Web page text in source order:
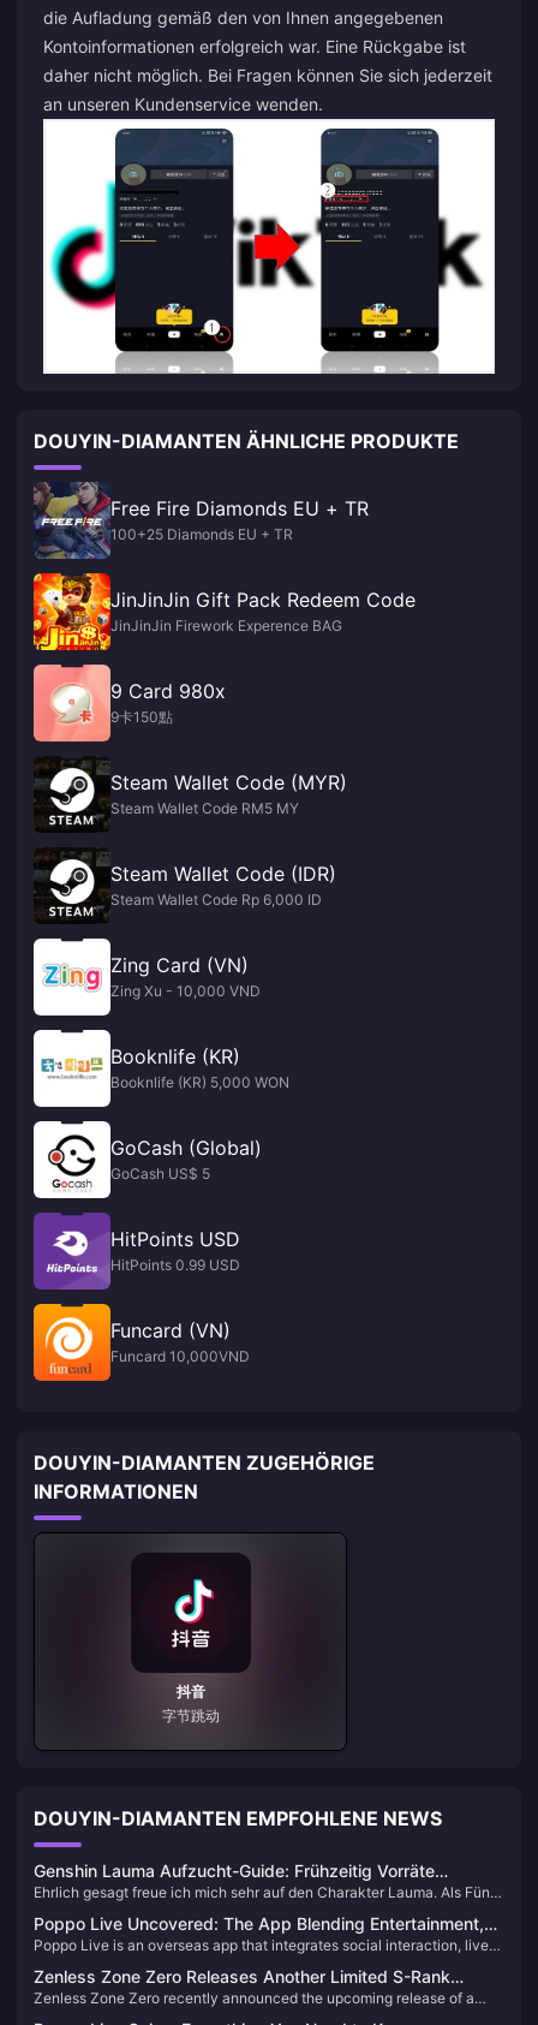
die Aufladung gemäß den von Ihnen angegebenen
Kontoinformationen erfolgreich war. Eine Rückgabe ist
daher nicht möglich. Bei Fragen können Sie sich jederzeit
an unseren Kundenservice wenden.
DOUYIN-DIAMANTEN ÄHNLICHE PRODUKTE
Free Fire Diamonds EU + TR
100+25 Diamonds EU + TR
JinJinJin Gift Pack Redeem Code
JinJinJin Firework Experence BAG
9 Card 980x
9卡150點
Steam Wallet Code (MYR)
Steam Wallet Code RM5 MY
Steam Wallet Code (IDR)
Steam Wallet Code Rp 6,000 ID
Zing Card (VN)
Zing Xu - 10,000 VND
Booknlife (KR)
Booknlife (KR) 5,000 WON
GoCash (Global)
GoCash US$ 5
HitPoints USD
HitPoints 0.99 USD
Funcard (VN)
Funcard 10,000VND
DOUYIN-DIAMANTEN ZUGEHÖRIGE
INFORMATIONEN
抖音
字节跳动
DOUYIN-DIAMANTEN EMPFOHLENE NEWS
Genshin Lauma Aufzucht-Guide: Frühzeitig Vorräte
anlegen, damit Sie die Veröffentlichung von 6.0 nicht
bereuen
Ehrlich gesagt freue ich mich sehr auf den Charakter Lauma. Als Fünf-
gewöhnliche Unterstützerin – sie ist der Kern des brandneuen
„Mondblüten“-Reaktionssystems. Was ist das Problem? Ihre
exklusiven Materialien stammen alle aus dem neuen Gebiet
„Nordkalai“ und sind derzeit nicht erhältlich. Aber keine Panik, es gibt
noch viele Dinge, die wir im Voraus horten können: 7,1 Millionen Mora,
Poppo Live Uncovered: The App Blending Entertainment,
Community, and Cash
Poppo Live is an overseas app that integrates social interaction, live
include its diverse features, potential commercial value, and the
platform's own security measures.
Zenless Zone Zero Releases Another Limited S-Rank
Physical Anomaly! Lady Bunny Alice Turns Out to Be an Old
Zenless Zone Zero recently announced the upcoming release of a